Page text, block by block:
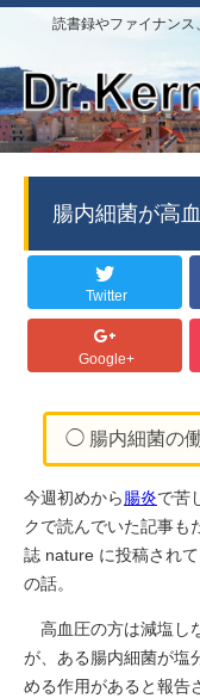
読書録やファイナンス
腸内細菌が高
Twitter
Google+
◯ 腸内細菌の
今週初めから腸炎で苦
クで読んでいた記事
誌 nature に投稿され
の話。
高血圧の方は減塩し
が、ある腸内細菌が塩
める作用があると報告